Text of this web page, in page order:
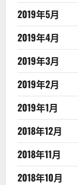
2019年5月
2019年4月
2019年3月
2019年2月
2019年1月
2018年12月
2018年11月
2018年10月